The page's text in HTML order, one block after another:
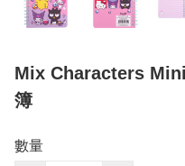
Mix Characters
簿
數量